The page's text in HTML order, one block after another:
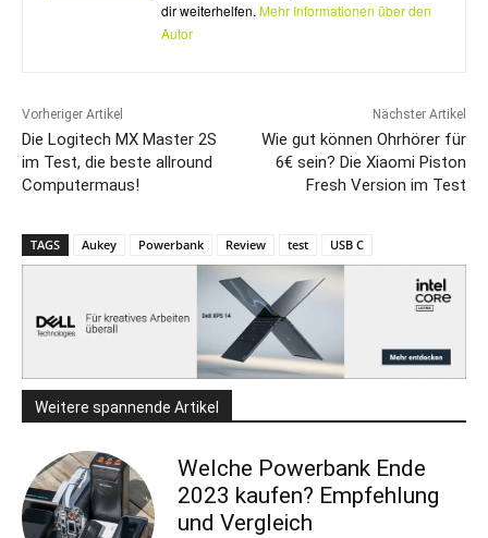
dir weiterhelfen. Mehr Informationen über den
Autor
Vorheriger Artikel
Die Logitech MX Master 2S
im Test, die beste allround
Computermaus!
Nächster Artikel
Wie gut können Ohrhörer für
6€ sein? Die Xiaomi Piston
Fresh Version im Test
TAGS Aukey Powerbank Review test USB C
Weitere spannende Artikel
Welche Powerbank Ende
2023 kaufen? Empfehlung
und Vergleich